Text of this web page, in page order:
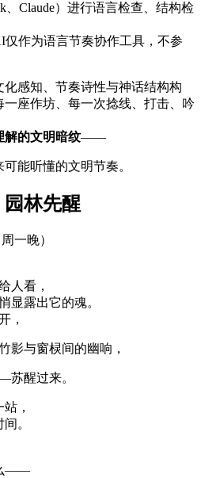
、Claude）进行语言检查、结构检
作为语言节奏协作工具，不参
感知、节奏诗性与神话结构构
座作坊、每一次捻线、打击、吟
解的文明暗纹——
能听懂的文明节奏。
园林先醒
一晚）
人看，
显露出它的魂。
，
影与窗棂间的幽响，
醒过来。
，
。
——